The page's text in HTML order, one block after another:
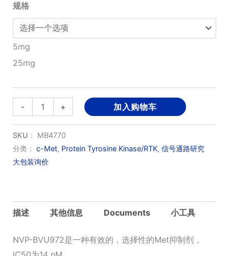
¥3,270.00
规格
5mg
25mg
-
NVP-
BVU972
数
量
+ 加入购物车
SKU： MB4770
分类： c-Met, Protein Tyrosine Kinase/RTK, 信号通路研究
大包装询价
描述 其他信息 Documents 小工具
NVP-BVU972是一种有效的，选择性的Met抑制剂，